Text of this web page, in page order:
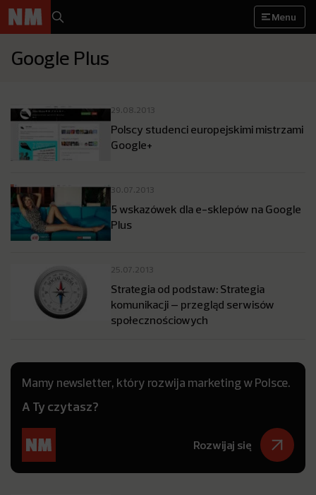
Menu
Google Plus
29.08.2013
Polscy studenci europejskimi mistrzami
Google+
30.07.2013
5 wskazówek dla e-sklepów na Google
Plus
25.07.2013
Strategia od podstaw: Strategia
komunikacji – przegląd serwisów
społecznościowych
Mamy newsletter, który rozwija marketing w Polsce.
A Ty czytasz?
Rozwijaj się